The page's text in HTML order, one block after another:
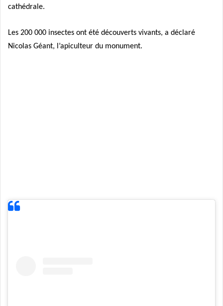
cathédrale.
Les 200 000 insectes ont été découverts vivants, a déclaré
Nicolas Géant, l’apiculteur du monument.